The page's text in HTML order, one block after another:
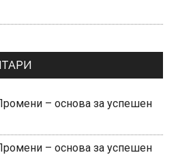
– основа за успешен
– основа за успешен